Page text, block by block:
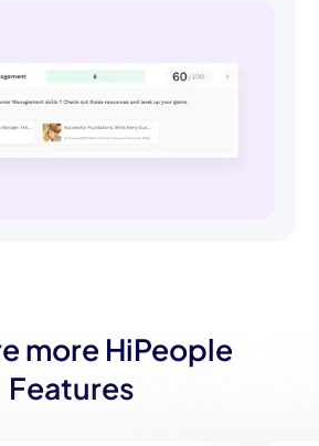
more HiPeople
Features